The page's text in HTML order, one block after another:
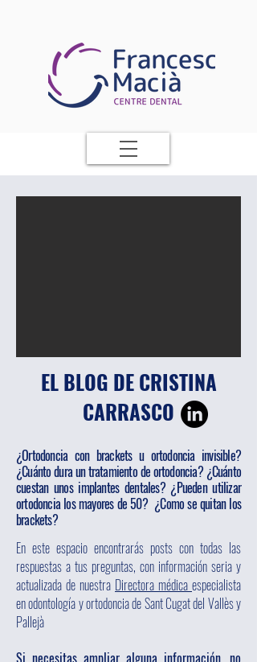
EL BLOG DE CRISTINA
CARRASCO
¿Ortodoncia con brackets u ortodoncia invisible?
¿Cuánto dura un tratamiento de ortodoncia? ¿Cuánto
cuestan unos implantes dentales? ¿Pueden utilizar
ortodoncia los mayores de 50? ¿Como se quitan los
brackets?
En este espacio encontrarás posts con todas las
respuestas a tus preguntas, con información seria y
actualizada de nuestra Directora médica especialista
en odontología y ortodoncia de Sant Cugat del Vallès y
Pallejà
Si necesitas ampliar alguna información, no